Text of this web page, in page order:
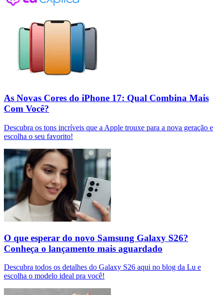
As Novas Cores do iPhone 17: Qual Combina Mais
Com Você?
Descubra os tons incríveis que a Apple trouxe para a nova geração e
escolha o seu favorito!
O que esperar do novo Samsung Galaxy S26?
Conheça o lançamento mais aguardado
Descubra todos os detalhes do Galaxy S26 aqui no blog da Lu e
escolha o modelo ideal pra você!